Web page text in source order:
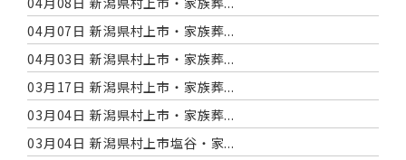
04月07日 新潟県村上市・家族葬...
04月03日 新潟県村上市・家族葬...
03月17日 新潟県村上市・家族葬...
03月04日 新潟県村上市・家族葬...
03月04日 新潟県村上市塩谷・家...